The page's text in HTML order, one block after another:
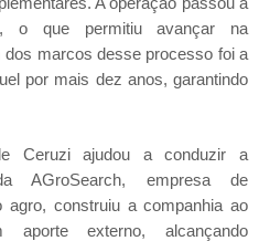
o que permitiu avançar na
marcos desse processo foi a
por mais dez anos, garantindo
Ceruzi ajudou a conduzir a
AGroSearch, empresa de
agro, construiu a companhia ao
externo, alcançando